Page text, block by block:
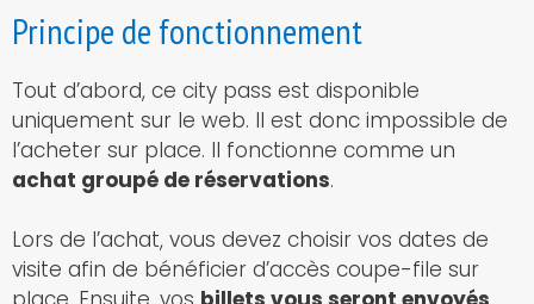
Principe de fonctionnement
Tout d’abord, ce city pass est disponible
uniquement sur le web. Il est donc impossible de
l’acheter sur place. Il fonctionne comme un
achat groupé de réservations.
Lors de l’achat, vous devez choisir vos dates de
visite afin de bénéficier d’accès coupe-file sur